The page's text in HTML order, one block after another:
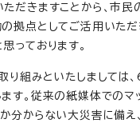
だきますことから、市民
拠点としてご活用いただ
っております。
り組みといたしましては
す。従来の紙媒体でのマ
分からない大災害に備え